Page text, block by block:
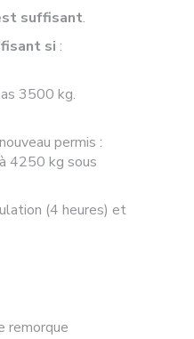
suffisant.
si :
3500 kg.
permis :
4250 kg sous
(4 heures) et
remorque